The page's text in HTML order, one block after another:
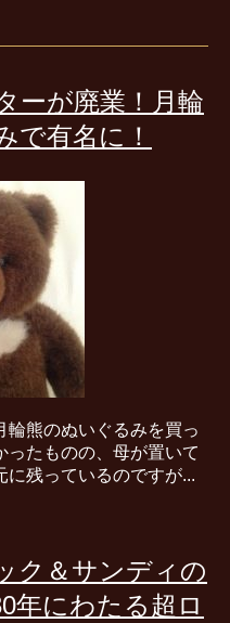
ーが廃業！月輪
で有名に！
輪熊のぬいぐるみを買っ
ったものの、母が置いて
に残っているのですが...
ク＆サンディの
年にわたる超ロ